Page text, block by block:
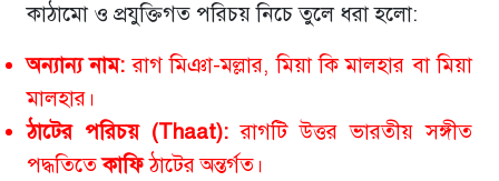
কাঠামো ও প্রযুক্তিগত পরিচয় নিচে তুলে ধরা হলো:
অন্যান্য নাম: রাগ মিঞা-মল্লার, মিয়া কি মালহার বা মিয়া
মালহার।
ঠাটের পরিচয় (Thaat): রাগটি উত্তর ভারতীয় সঙ্গীত
পদ্ধতিতেকাফিঠাটের অন্তর্গত।